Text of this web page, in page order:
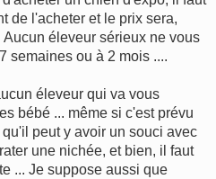
de l'acheter et le prix sera,
éleveur sérieux ne vous
semaines ou à 2 mois ....
éleveur qui va vous
bébé ... même si c'est prévu
peut y avoir un souci avec
une nichée, et bien, il faut
... Je suppose aussi que